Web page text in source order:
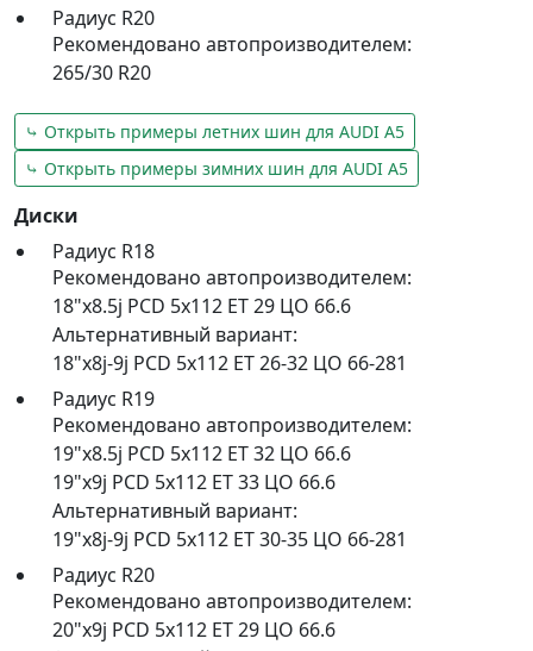
Радиус R20
Рекомендовано автопроизводителем:
265/30 R20
⤷ Открыть примеры летних шин для AUDI A5
⤷ Открыть примеры зимних шин для AUDI A5
Диски
Радиус R18
Рекомендовано автопроизводителем:
18"x8.5j PCD 5x112 ET 29 ЦО 66.6
Альтернативный вариант:
18"x8j-9j PCD 5x112 ET 26-32 ЦО 66-281
Радиус R19
Рекомендовано автопроизводителем:
19"x8.5j PCD 5x112 ET 32 ЦО 66.6
19"x9j PCD 5x112 ET 33 ЦО 66.6
Альтернативный вариант:
19"x8j-9j PCD 5x112 ET 30-35 ЦО 66-281
Радиус R20
Рекомендовано автопроизводителем:
20"x9j PCD 5x112 ET 29 ЦО 66.6